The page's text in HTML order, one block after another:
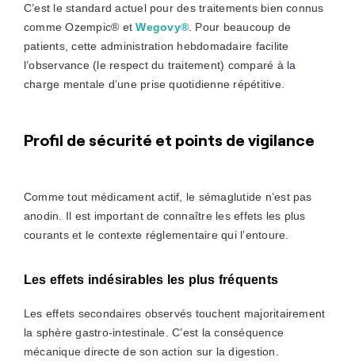
C’est le standard actuel pour des traitements bien connus
comme Ozempic® etWegovy® . Pour beaucoup de
patients, cette administration hebdomadaire facilite
l’observance (le respect du traitement) comparé à la
charge mentale d’une prise quotidienne répétitive.
Profil de sécurité et points de vigilance
Comme tout médicament actif, le sémaglutide n’est pas
anodin. Il est important de connaître les effets les plus
courants et le contexte réglementaire qui l’entoure.
Les effets indésirables les plus fréquents
Les effets secondaires observés touchent majoritairement
la sphère gastro-intestinale. C’est la conséquence
mécanique directe de son action sur la digestion.